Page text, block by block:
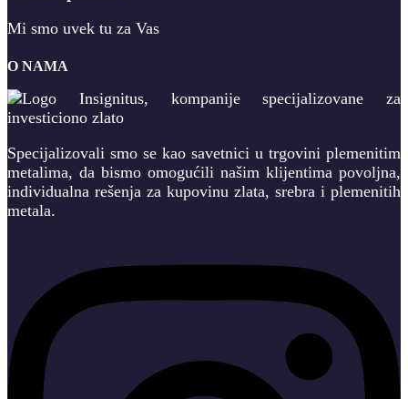
Mi smo uvek tu za Vas
O NAMA
Specijalizovali smo se kao savetnici u trgovini plemenitim
metalima, da bismo omogućili našim klijentima povoljna,
individualna rešenja za kupovinu zlata, srebra i plemenitih
metala.